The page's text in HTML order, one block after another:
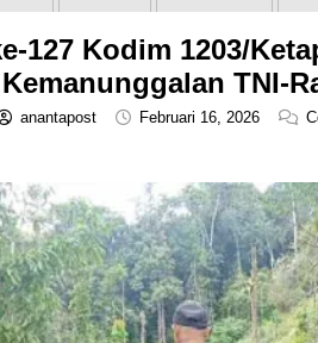
127 Kodim 1203/
Kemanunggalan TNI-
anantapost Februari 16, 2026